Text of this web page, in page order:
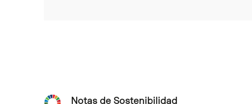
Notas de Sostenibilidad